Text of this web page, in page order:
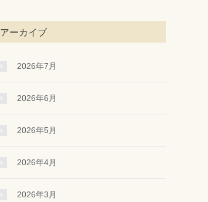
アーカイブ
2026年7月
2026年6月
2026年5月
2026年4月
2026年3月